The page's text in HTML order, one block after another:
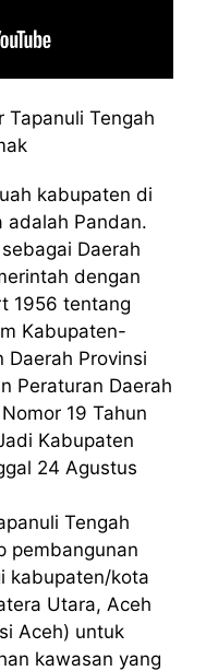
Tapanuli Tengah
kabupaten di
adalah Pandan.
Daerah
dengan
1956 tentang
Kabupaten-
Daerah Provinsi
Peraturan Daerah
19 Tahun
Kabupaten
24 Agustus
Tengah
pembangunan
kabupaten/kota
Utara, Aceh
Aceh) untuk
kawasan yang